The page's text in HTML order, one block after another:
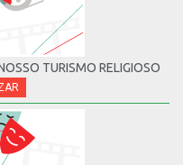
TURISMO RELIGIOSO